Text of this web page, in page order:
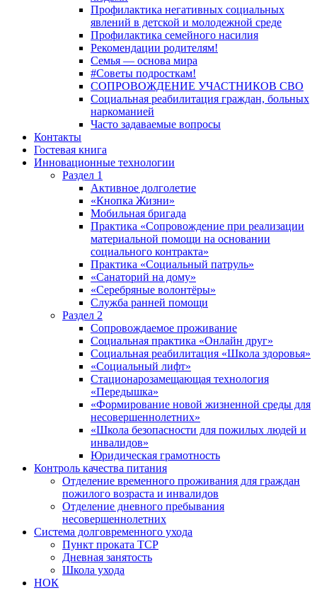
Профилактика негативных социальных
явлений в детской и молодежной среде
Профилактика семейного насилия
Рекомендации родителям!
Семья — основа мира
#Советы подросткам!
СОПРОВОЖДЕНИЕ УЧАСТНИКОВ СВО
Социальная реабилитация граждан, больных
наркоманией
Часто задаваемые вопросы
Контакты
Гостевая книга
Инновационные технологии
Раздел 1
Активное долголетие
«Кнопка Жизни»
Мобильная бригада
Практика «Сопровождение при реализации
материальной помощи на основании
социального контракта»
Практика «Социальный патруль»
«Санаторий на дому»
«Серебряные волонтёры»
Служба ранней помощи
Раздел 2
Сопровождаемое проживание
Социальная практика «Онлайн друг»
Социальная реабилитация «Школа здоровья»
«Социальный лифт»
Стационарозамещающая технология
«Передышка»
«Формирование новой жизненной среды для
несовершеннолетних»
«Школа безопасности для пожилых людей и
инвалидов»
Юридическая грамотность
Контроль качества питания
Отделение временного проживания для граждан
пожилого возраста и инвалидов
Отделение дневного пребывания
несовершеннолетних
Система долговременного ухода
Пункт проката ТСР
Дневная занятость
Школа ухода
НОК